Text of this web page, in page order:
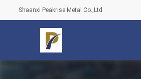
Shaanxi Peakrise Metal Co.,Ltd